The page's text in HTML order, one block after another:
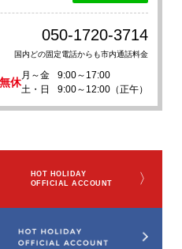
050-1720-3714
国内どの固定電話からも市内通話料金
休
月～金
9:00～17:00
土・日
9:00～12:00（正午）
HOT HOLIDAY
OFFICIAL ACCOUNT
〉